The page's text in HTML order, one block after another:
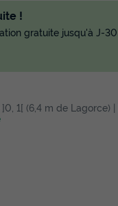
]0, 1[ (6,4 m de Lagorce) |
!
gratuite jusqu'à J-